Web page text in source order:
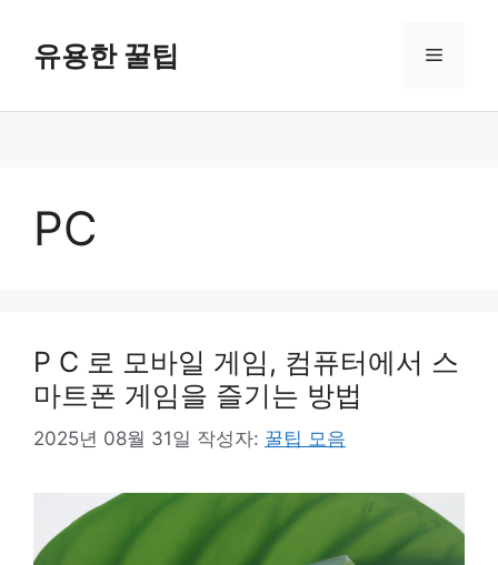
유용한 꿀팁 메
PC
P C 로 모바일 게임, 컴퓨터에서 스
마트폰 게임을 즐기는 방법
2025년 08월 31일 작성자: 꿀팁 모음